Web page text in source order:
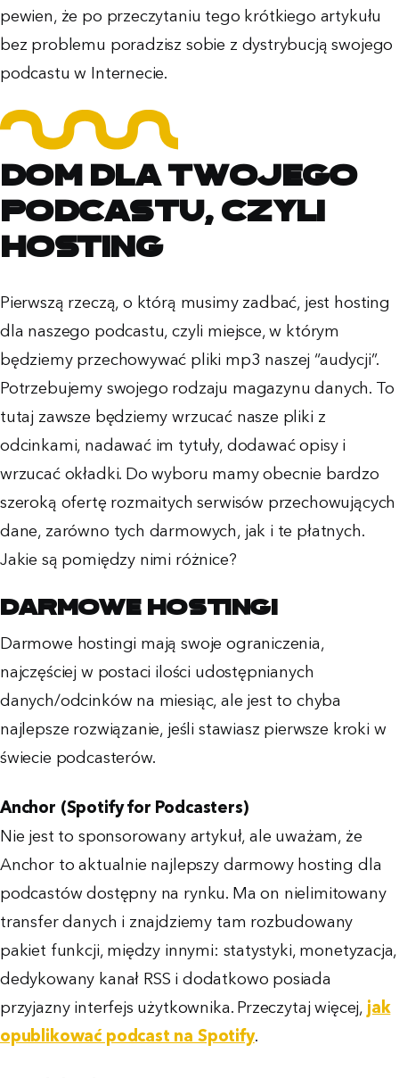
pewien, że po przeczytaniu tego krótkiego artykułu
bez problemu poradzisz sobie z dystrybucją swojego
podcastu w Internecie.
Dom dla Twojego
podcastu, czyli
HOSTING
Pierwszą rzeczą, o którą musimy zadbać, jest hosting
dla naszego podcastu, czyli miejsce, w którym
będziemy przechowywać pliki mp3 naszej “audycji”.
Potrzebujemy swojego rodzaju magazynu danych. To
tutaj zawsze będziemy wrzucać nasze pliki z
odcinkami, nadawać im tytuły, dodawać opisy i
wrzucać okładki. Do wyboru mamy obecnie bardzo
szeroką ofertę rozmaitych serwisów przechowujących
dane, zarówno tych darmowych, jak i te płatnych.
Jakie są pomiędzy nimi różnice?
Darmowe hostingi
Darmowe hostingi mają swoje ograniczenia,
najczęściej w postaci ilości udostępnianych
danych/odcinków na miesiąc, ale jest to chyba
najlepsze rozwiązanie, jeśli stawiasz pierwsze kroki w
świecie podcasterów.
Anchor (Spotify for Podcasters)
Nie jest to sponsorowany artykuł, ale uważam, że
Anchor to aktualnie najlepszy darmowy hosting dla
podcastów dostępny na rynku. Ma on nielimitowany
transfer danych i znajdziemy tam rozbudowany
pakiet funkcji, między innymi: statystyki, monetyzacja,
dedykowany kanał RSS i dodatkowo posiada
przyjazny interfejs użytkownika. Przeczytaj więcej, jak
opublikować podcast na Spotify.